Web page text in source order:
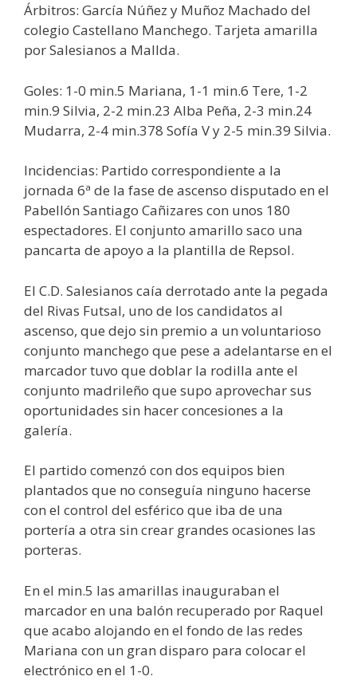
Árbitros: García Núñez y Muñoz Machado del
colegio Castellano Manchego. Tarjeta amarilla
por Salesianos a Mallda.
Goles: 1-0 min.5 Mariana, 1-1 min.6 Tere, 1-2
min.9 Silvia, 2-2 min.23 Alba Peña, 2-3 min.24
Mudarra, 2-4 min.378 Sofía V y 2-5 min.39 Silvia.
Incidencias: Partido correspondiente a la
jornada 6ª de la fase de ascenso disputado en el
Pabellón Santiago Cañizares con unos 180
espectadores. El conjunto amarillo saco una
pancarta de apoyo a la plantilla de Repsol.
El C.D. Salesianos caía derrotado ante la pegada
del Rivas Futsal, uno de los candidatos al
ascenso, que dejo sin premio a un voluntarioso
conjunto manchego que pese a adelantarse en el
marcador tuvo que doblar la rodilla ante el
conjunto madrileño que supo aprovechar sus
oportunidades sin hacer concesiones a la
galería.
El partido comenzó con dos equipos bien
plantados que no conseguía ninguno hacerse
con el control del esférico que iba de una
portería a otra sin crear grandes ocasiones las
porteras.
En el min.5 las amarillas inauguraban el
marcador en una balón recuperado por Raquel
que acabo alojando en el fondo de las redes
Mariana con un gran disparo para colocar el
electrónico en el 1-0.